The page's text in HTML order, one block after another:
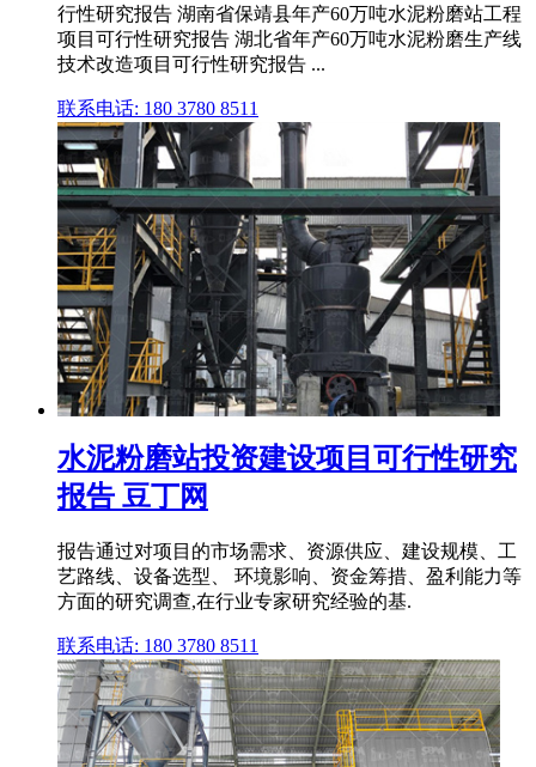
行性研究报告 湖南省保靖县年产60万吨水泥粉磨站工程
项目可行性研究报告 湖北省年产60万吨水泥粉磨生产线
技术改造项目可行性研究报告 ...
联系电话: 180 3780 8511
水泥粉磨站投资建设项目可行性研究
报告 豆丁网
报告通过对项目的市场需求、资源供应、建设规模、工
艺路线、设备选型、 环境影响、资金筹措、盈利能力等
方面的研究调查,在行业专家研究经验的基.
联系电话: 180 3780 8511